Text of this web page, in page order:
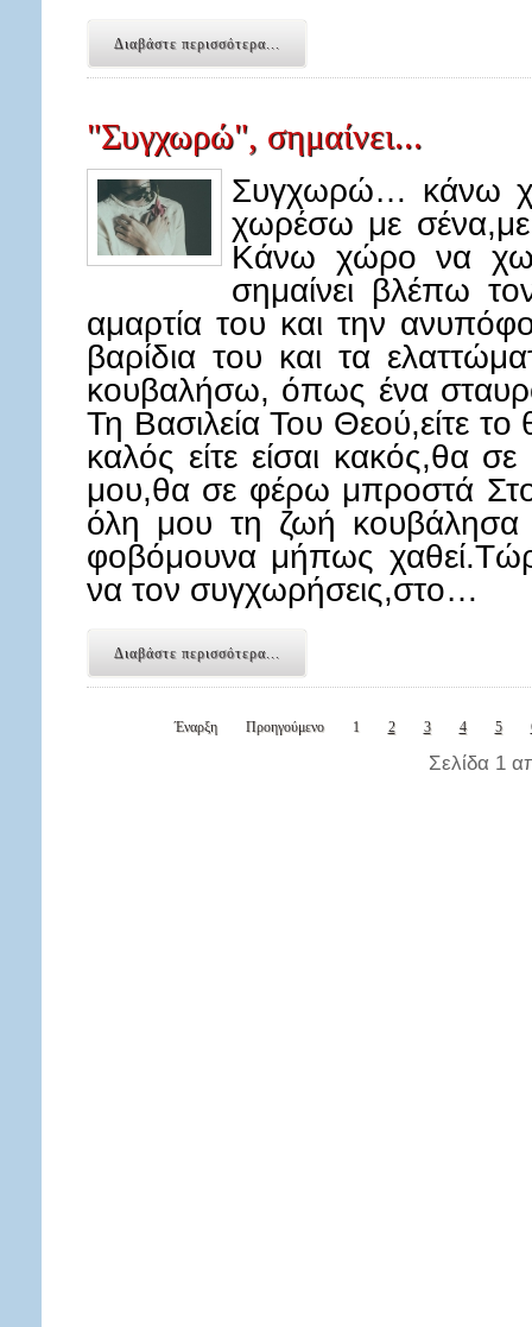
Διαβάστε περισσότερα...
"Συγχωρώ", σημαίνει...
Συγχωρώ… κάνω
χωρέσω με
Κάνω χώρο να
σημαίνει βλέπω
αμαρτία του και την
βαρίδια του και τα
κουβαλήσω, όπως ένα
Τη Βασιλεία Του Θεού,είτε το
καλός είτε είσαι κακός,θα
μου,θα σε φέρω μπροστά
όλη μου τη ζωή κουβάλησα
φοβόμουνα μήπως
να τον συγχωρήσεις,στο…
Διαβάστε περισσότερα...
Έναρξη Προηγούμενο 1 2 3 4 5
Σελίδα 1